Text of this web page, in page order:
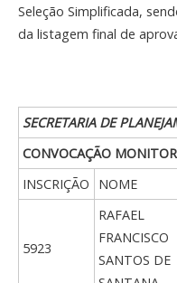
Seleção Simplificada,
da listagem final de
SECRETARIA DE
CONVOCAÇÃO
INSCRIÇÃO
NOME
5923
RAFAEL
FRANCISCO
SANTOS DE